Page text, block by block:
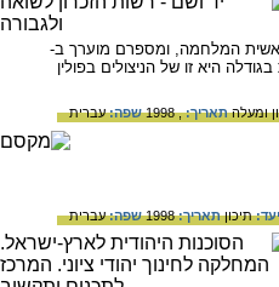
המלחמה, ומספרם מוערך ב-
הריכוז הנאציים, מספרם מוערך בכ-50,000 יהודים. הקבוצה השלישית בגודלה היא זו של הניצולים בפולין
ומעלהתאריך:, 1998 שפה:עברית
תיכוןתאריך:1998 שפה:עברית